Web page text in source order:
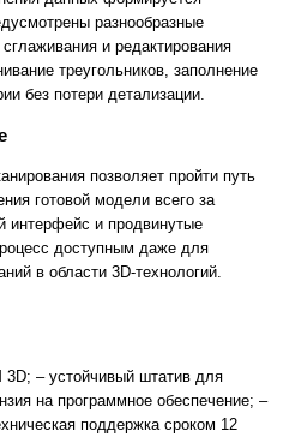
разнообразные
и редактирования
треугольников, заполнение
без потери детализации.
позволяет пройти путь
готовой модели всего за
интерфейс и продвинутые
доступным даже для
в области 3D-технологий.
3D; – устойчивый штатив для
на программное обеспечение; –
поддержка сроком 12